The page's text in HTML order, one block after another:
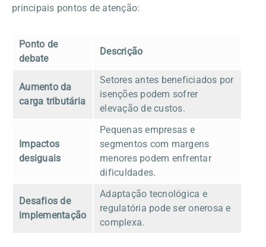
principais pontos de atenção:
Ponto de
debate
Descrição
Aumento da
carga tributária
Setores antes beneficiados por
isenções podem sofrer
elevação de custos.
Impactos
desiguais
Pequenas empresas e
segmentos com margens
menores podem enfrentar
dificuldades.
Desafios de
implementação
Adaptação tecnológica e
regulatória pode ser onerosa e
complexa.